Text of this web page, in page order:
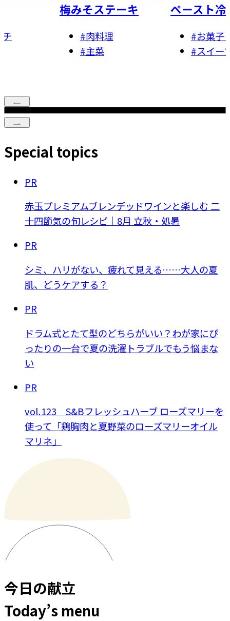
理
ペースト冷凍
#お菓子・スイーツ
#
リエッ
#お
Special topics
PR
赤玉プレミアムブレンデッドワインと楽しむ 二
十四節気の旬レシピ｜8月 立秋・処暑
PR
シミ、ハリがない、疲れて見える……大人の夏
肌、どうケアする？
PR
ドラム式とたて型のどちらがいい？わが家にぴ
ったりの一台で夏の洗濯トラブルでもう悩まな
い
PR
vol.123 S&Bフレッシュハーブ ローズマリーを
使って「鶏胸肉と夏野菜のローズマリーオイル
マリネ」
今日の献立
Today’s menu